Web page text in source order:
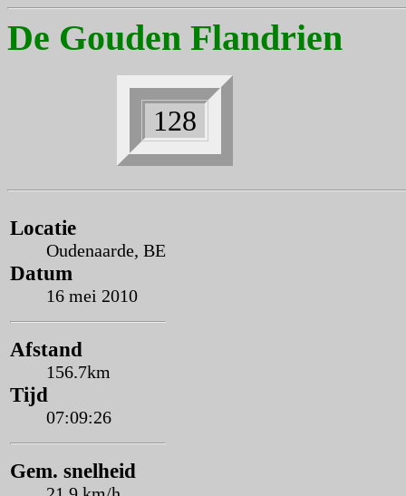
De Gouden Flandrien
128
Locatie
Oudenaarde, BE
Datum
16 mei 2010
Afstand
156.7km
Tijd
07:09:26
Gem. snelheid